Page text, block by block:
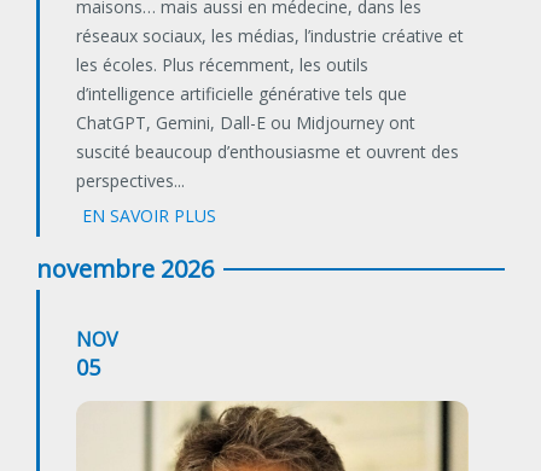
maisons… mais aussi en médecine, dans les
réseaux sociaux, les médias, l’industrie créative et
les écoles. Plus récemment, les outils
d’intelligence artificielle générative tels que
ChatGPT, Gemini, Dall-E ou Midjourney ont
suscité beaucoup d’enthousiasme et ouvrent des
perspectives...
EN SAVOIR PLUS
novembre 2026
NOV
05